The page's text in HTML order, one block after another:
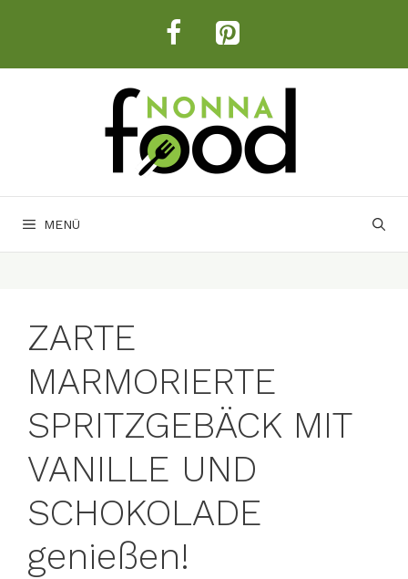
MENÜ
ZARTE
MARMORIERTE
SPRITZGEBÄCK MIT
VANILLE UND
SCHOKOLADE
genießen!